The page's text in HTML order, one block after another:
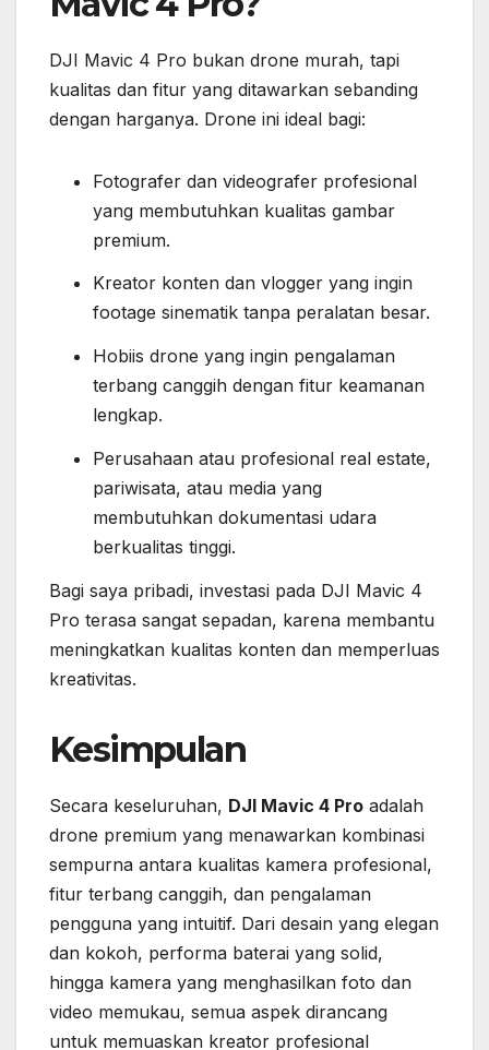
DJI Mavic 4 Pro bukan drone murah, tapi
kualitas dan fitur yang ditawarkan sebanding
dengan harganya. Drone ini ideal bagi:
Fotografer dan videografer profesional
yang membutuhkan kualitas gambar
premium.
Kreator konten dan vlogger yang ingin
footage sinematik tanpa peralatan besar.
Hobiis drone yang ingin pengalaman
terbang canggih dengan fitur keamanan
lengkap.
Perusahaan atau profesional real estate,
pariwisata, atau media yang
membutuhkan dokumentasi udara
berkualitas tinggi.
Bagi saya pribadi, investasi pada DJI Mavic 4
Pro terasa sangat sepadan, karena membantu
meningkatkan kualitas konten dan memperluas
kreativitas.
Kesimpulan
Secara keseluruhan, DJI Mavic 4 Pro adalah
drone premium yang menawarkan kombinasi
sempurna antara kualitas kamera profesional,
fitur terbang canggih, dan pengalaman
pengguna yang intuitif. Dari desain yang elegan
dan kokoh, performa baterai yang solid,
hingga kamera yang menghasilkan foto dan
video memukau, semua aspek dirancang
untuk memuaskan kreator profesional